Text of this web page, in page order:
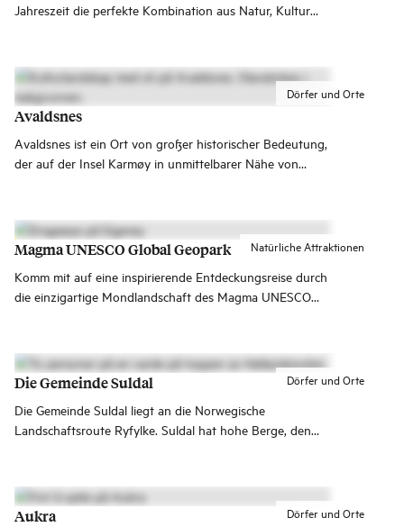
Jahreszeit die perfekte Kombination aus Natur, Kultur
Dörfer und Orte
Avaldsnes
Avaldsnes ist ein Ort von großer historischer Bedeutung,
der auf der Insel Karmøy in unmittelbarer Nähe von
Harald „Schönhaar“ Hårfagre bekannt. In Avaldsnes
haben jedoch viele tausend Jahre lang Könige gewohnt –
seit der frühen Bronzezeit und während der gesamten
Wikingerzeit.
Natürliche Attraktionen
Magma UNESCO Global Geopark
Komm mit auf eine inspirierende Entdeckungsreise durch
die einzigartige Mondlandschaft des Magma UNESCO
ein.
Dörfer und Orte
Die Gemeinde Suldal
Die Gemeinde Suldal liegt an die Norwegische
Landschaftsroute Ryfylke. Suldal hat hohe Berge, den
teil.
Dörfer und Orte
Aukra